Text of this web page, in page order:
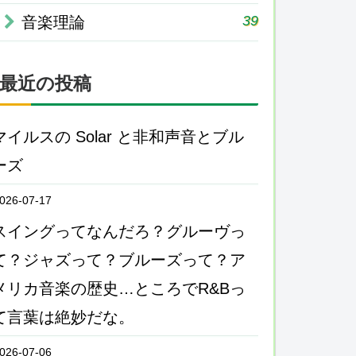
音楽理論 39
最近の投稿
イルスの Solar と非和声音とブル
ズ
07-17
イングってなんだろ？グルーヴっ
？ジャズって？ブルーズって？ア
リカ音楽の歴史…ところでR&Bっ
言葉は絶妙だな。
07-06